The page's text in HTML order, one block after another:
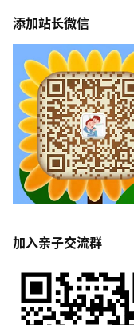
添加站长微信
加入亲子交流群